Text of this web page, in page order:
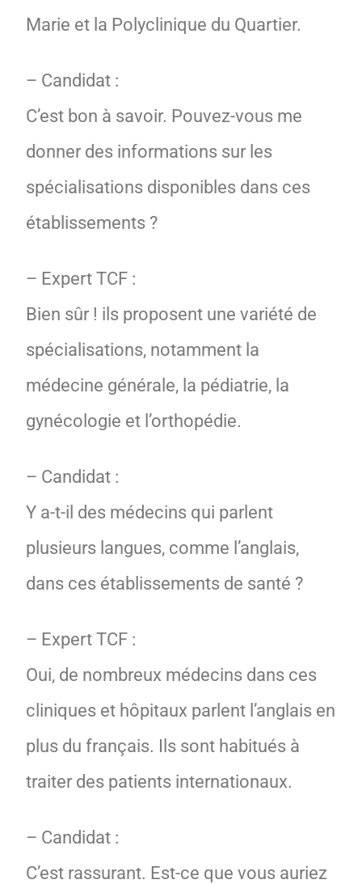
Marie et la Polyclinique du Quartier.
– Candidat :
C’est bon à savoir. Pouvez-vous me
donner des informations sur les
spécialisations disponibles dans ces
établissements ?
– Expert TCF :
Bien sûr ! ils proposent une variété de
spécialisations, notamment la
médecine générale, la pédiatrie, la
gynécologie et l’orthopédie.
– Candidat :
Y a-t-il des médecins qui parlent
plusieurs langues, comme l’anglais,
dans ces établissements de santé ?
– Expert TCF :
Oui, de nombreux médecins dans ces
cliniques et hôpitaux parlent l’anglais en
plus du français. Ils sont habitués à
traiter des patients internationaux.
– Candidat :
C’est rassurant. Est-ce que vous auriez